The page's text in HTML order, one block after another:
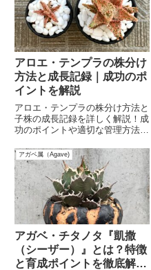
アロエ・テンプラの株分け
方法と成長記録｜成功のポ
イントを解説
アロエ・テンプラの株分け方法と
子株の成長記録を詳しく解説！成
功のポイントや適切な管理方法を
ミングや育て方のコツを知りたい
方は必見です。
アガベ属（Agave)
アガベ・チタノタ『凱撒
（シーザー）』とは？特徴
と育成ポイントを徹底解